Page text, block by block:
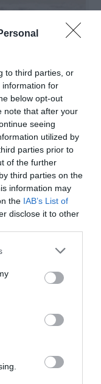
to third parties, or
information for
below opt-out
note that after your
seeing
utilized by
parties prior to
of the further
third parties on the
information may
the IAB’s List of
disclose it to other
?
don !